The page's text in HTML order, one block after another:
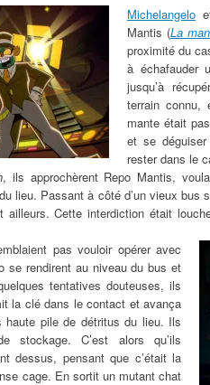
Michelangelo
Mantis (La
proximité du
à échafauder
jusqu’à
terrain connu,
mante était
et se
rester dans le
, ils approchèrent Repo Mantis,
lieu. Passant à côté d’un vieux
ailleurs. Cette interdiction était
pas vouloir opérer avec
se rendirent au niveau du bus et
tentatives douteuses, ils
la clé dans le contact et avança
pile de détritus du lieu. Ils
stockage. C’est alors qu’ils
dessus, pensant que c’était la
cage. En sortit un mutant chat